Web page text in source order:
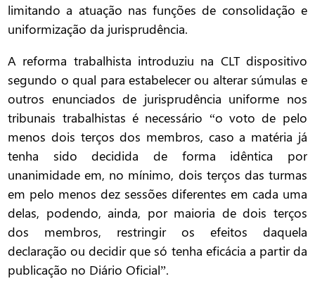
limitando a atuação nas funções de consolidação e
uniformização da jurisprudência.
A reforma trabalhista introduziu na CLT dispositivo
segundo o qual para estabelecer ou alterar súmulas e
outros enunciados de jurisprudência uniforme nos
tribunais trabalhistas é necessário “o voto de pelo
menos dois terços dos membros, caso a matéria já
tenha sido decidida de forma idêntica por
unanimidade em, no mínimo, dois terços das turmas
em pelo menos dez sessões diferentes em cada uma
delas, podendo, ainda, por maioria de dois terços
dos membros, restringir os efeitos daquela
declaração ou decidir que só tenha eficácia a partir da
publicação no Diário Oficial”.